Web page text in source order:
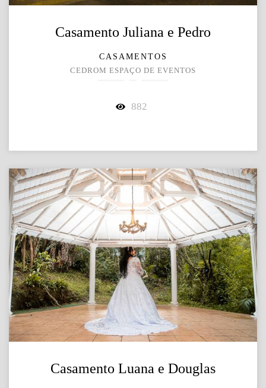
Casamento Juliana e Pedro
CASAMENTOS
CEDROM ESPAÇO DE EVENTOS
882
Casamento Luana e Douglas